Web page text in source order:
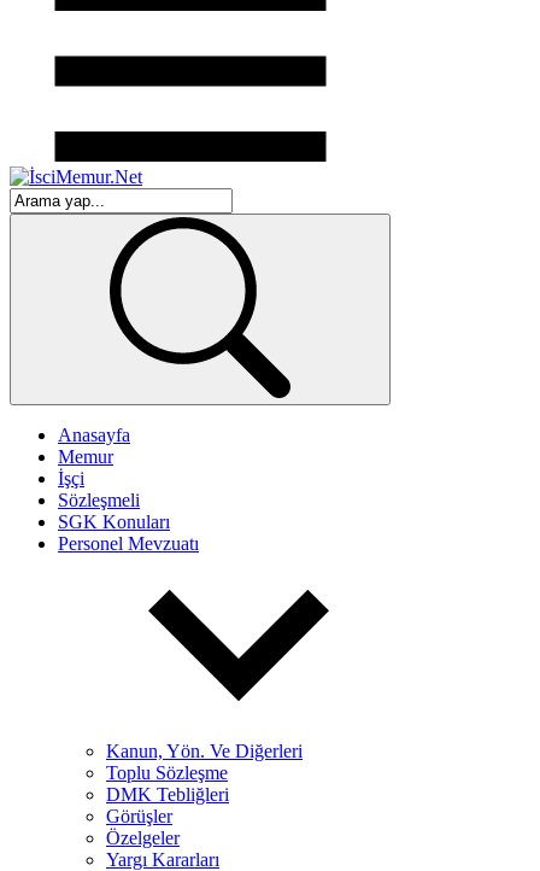
Anasayfa
Memur
İşçi
Sözleşmeli
SGK Konuları
Personel Mevzuatı
Kanun, Yön. Ve Diğerleri
Toplu Sözleşme
DMK Tebliğleri
Görüşler
Özelgeler
Yargı Kararları